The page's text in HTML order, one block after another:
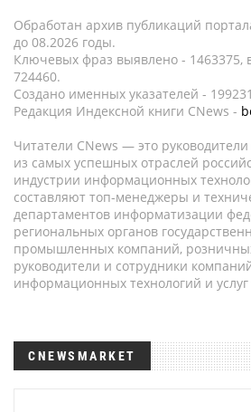
Обработан архив публикаций
до 08.2026 годы.
Ключевых фраз выявлено - 1463375,
724460.
Создано именных указателей -
Редакция Индексной книги CNews -
Читатели CNews — это
из самых успешных отраслей
индустрии информационных
составляют топ-менеджеры и
департаментов информатизации
региональных органов
промышленных компаний,
руководители и сотрудники
информационных технологий и услуг
CNEWSMARKET